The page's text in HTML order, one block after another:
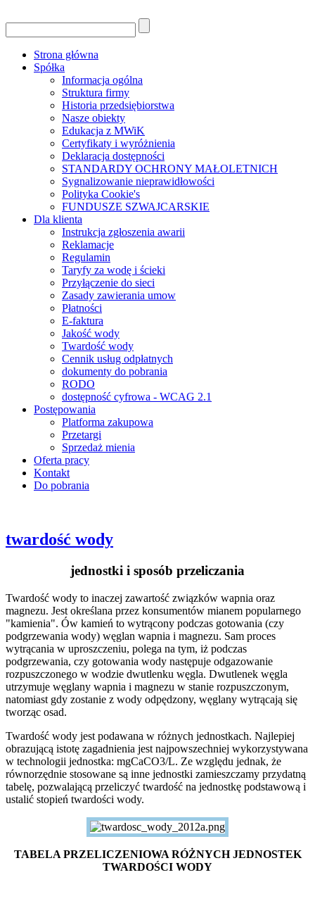
Strona główna
Spółka
Informacja ogólna
Struktura firmy
Historia przedsiębiorstwa
Nasze obiekty
Edukacja z MWiK
Certyfikaty i wyróżnienia
Deklaracja dostępności
STANDARDY OCHRONY MAŁOLETNICH
Sygnalizowanie nieprawidłowości
Polityka Cookie's
FUNDUSZE SZWAJCARSKIE
Dla klienta
Instrukcja zgłoszenia awarii
Reklamacje
Regulamin
Taryfy za wodę i ścieki
Przyłączenie do sieci
Zasady zawierania umow
Płatności
E-faktura
Jakość wody
Twardość wody
Cennik usług odpłatnych
dokumenty do pobrania
RODO
dostępność cyfrowa - WCAG 2.1
Postępowania
Platforma zakupowa
Przetargi
Sprzedaż mienia
Oferta pracy
Kontakt
Do pobrania
twardość wody
jednostki i sposób przeliczania
Twardość wody to inaczej zawartość związków wapnia oraz
magnezu. Jest określana przez konsumentów mianem popularnego
"kamienia". Ów kamień to wytrącony podczas gotowania (czy
podgrzewania wody) węglan wapnia i magnezu. Sam proces
wytrącania w uproszczeniu, polega na tym, iż podczas
podgrzewania, czy gotowania wody następuje odgazowanie
rozpuszczonego w wodzie dwutlenku węgla. Dwutlenek węgla
utrzymuje węglany wapnia i magnezu w stanie rozpuszczonym,
natomiast gdy zostanie z wody odpędzony, węglany wytrącają się
tworząc osad.
Twardość wody jest podawana w różnych jednostkach. Najlepiej
obrazującą istotę zagadnienia jest najpowszechniej wykorzystywana
w technologii jednostka: mgCaCO3/L. Ze względu jednak, że
równorzędnie stosowane są inne jednostki zamieszczamy przydatną
tabelę, pozwalającą przeliczyć twardość na jednostkę podstawową i
ustalić stopień twardości wody.
TABELA PRZELICZENIOWA RÓŻNYCH JEDNOSTEK
TWARDOŚCI WODY